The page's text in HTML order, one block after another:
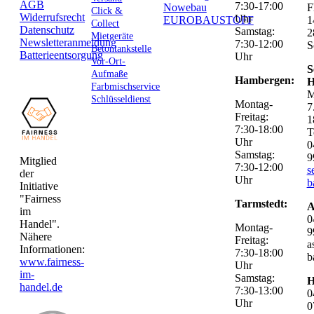
AGB
Widerrufsrecht
Datenschutz
Newsletteranmeldung
Batterieentsorgung
Mitglied
der
Initiative
"Fairness
im
Handel".
Nähere
Informationen:
www.fairness-
im-
handel.de
Click &
Collect
Mietgeräte
Betontankstelle
Vor-Ort-
Aufmaße
Farbmischservice
Schlüsseldienst
Nowebau
EUROBAUSTOFF
7:30-17:00
Uhr
Samstag:
7:30-12:00
Uhr
Hambergen:
Montag-
Freitag:
7:30-18:00
Uhr
Samstag:
7:30-12:00
Uhr
Tarmstedt:
Montag-
Freitag:
7:30-18:00
Uhr
Samstag:
7:30-13:00
Uhr